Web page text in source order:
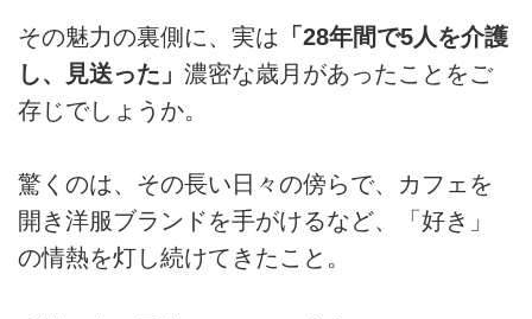
その魅力の裏側に、実は 「28年間で5人を介護
し、見送った」 濃密な歳月があったことをご
存じでしょうか。
驚くのは、その長い日々の傍らで、カフェを
開き洋服ブランドを手がけるなど、「好き」
の情熱を灯し続けてきたこと。